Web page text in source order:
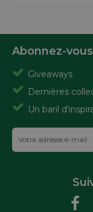
Abonnez-
Giveaways
Dernières
Un baril